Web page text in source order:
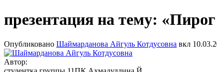
презентация на тему:
Опубликовано Шаймарданова Айгуль Котдусовна вкл
Автор: